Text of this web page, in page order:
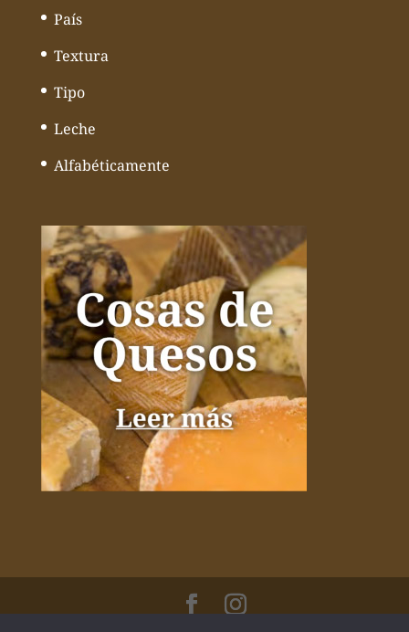
País
Textura
Tipo
Leche
Alfabéticamente